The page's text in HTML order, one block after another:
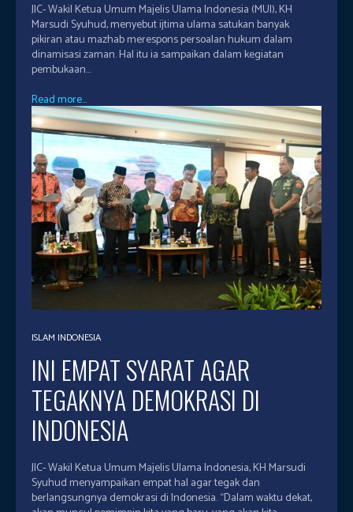
JIC- Wakil Ketua Umum Majelis Ulama Indonesia (MUI), KH
Marsudi Syuhud, menyebut ijtima ulama satukan banyak
pikiran atau mazhab merespons persoalan hukum dalam
dinamisasi zaman. Hal itu ia sampaikan dalam kegiatan
pembukaan...
Read more...
ISLAM INDONESIA
INI EMPAT SYARAT AGAR
TEGAKNYA DEMOKRASI DI
INDONESIA
JIC- Wakil Ketua Umum Majelis Ulama Indonesia, KH Marsudi
Syuhud menyampaikan empat hal agar tegak dan
berlangsungnya demokrasi di Indonesia. “Dalam waktu dekat,